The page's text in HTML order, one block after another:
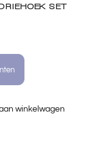
SET
winkelwagen